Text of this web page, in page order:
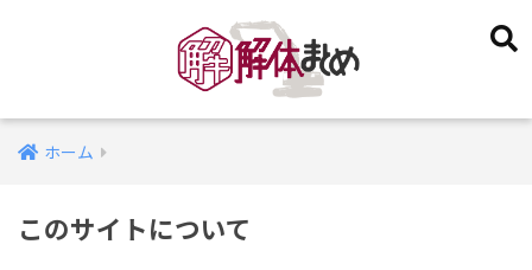
ホーム
このサイトについて